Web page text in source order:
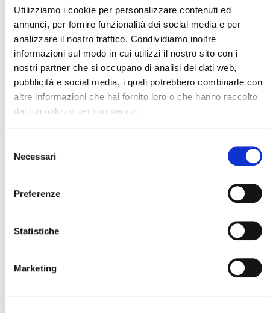
Utilizziamo i cookie per personalizzare contenuti ed
annunci, per fornire funzionalità dei social media e per
analizzare il nostro traffico. Condividiamo inoltre
informazioni sul modo in cui utilizzi il nostro sito con i
nostri partner che si occupano di analisi dei dati web,
pubblicità e social media, i quali potrebbero combinarle con
altre informazioni che hai fornito loro o che hanno raccolto
dal tuo utilizzo dei loro servizi.
delNecessari
Preferenze
Statistiche
Marketing
soprattutto di come lo vivi.
Si parte per godersi l’esperienza, non per viverla con
l’ansia.
Le difficoltà operative, nella maggior parte dei casi,
si risolvono. L’ansia emotiva, invece, è un’altra cosa.
Ed è giusto ascoltarla.
approfondire ogni dubbio insieme a te. Fa parte del
partire.